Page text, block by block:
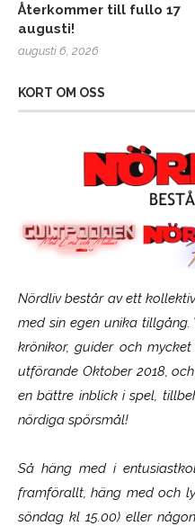
Återkommer till fullo 17
augusti!
augusti 6, 2026
KORT OM OSS
Nördliv består av ett
med sin egen unika tillgång.
krönikor, guider och
utförande Oktober 2018,
en bättre inblick i spel,
nördiga spörsmål!
Så häng med i
framförallt, häng med och
söndag kl 15.00) eller